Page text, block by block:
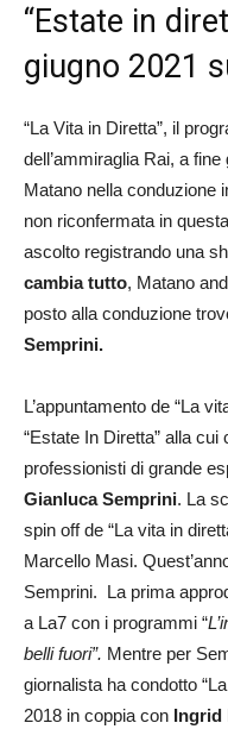
“Estate in
giugno 2021
“La Vita in Diretta”, il
dell’ammiraglia Rai, a
Matano nella conduzione
non riconfermata in
ascolto registrando una
cambia tutto, Matano
posto alla conduzione
Semprini.
L’appuntamento de “La
“Estate In Diretta” alla
professionisti di grande
Gianluca Semprini. La
spin off de “La vita in
Marcello Masi.
Semprini. La prima
a La7 con i programmi “
belli fuori”. Mentre per
giornalista ha condotto
2018 in coppia con Ingrid